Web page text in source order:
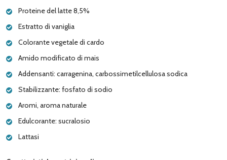
Proteine del latte 8,5%
Estratto di vaniglia
Colorante vegetale di cardo
Amido modificato di mais
Addensanti: carragenina, carbossimetilcellulosa sodica
Stabilizzante: fosfato di sodio
Aromi, aroma naturale
Edulcorante: sucralosio
Lattasi